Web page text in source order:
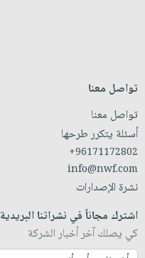
تواصل معنا
تواصل معنا
أسئلة يتكرر طرحها
+96171172802
info@nwf.com
نشرة الإصدارات
اشترك مجاناً في نشراتنا البريدية
كي يصلك آخر أخبار الشركة